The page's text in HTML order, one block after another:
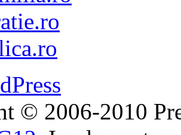
© 2006-2010